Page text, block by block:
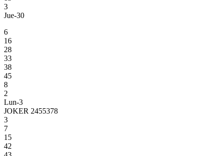
3
Jue-30
6
16
28
33
38
45
8
2
Lun-3
JOKER 2455378
3
7
15
42